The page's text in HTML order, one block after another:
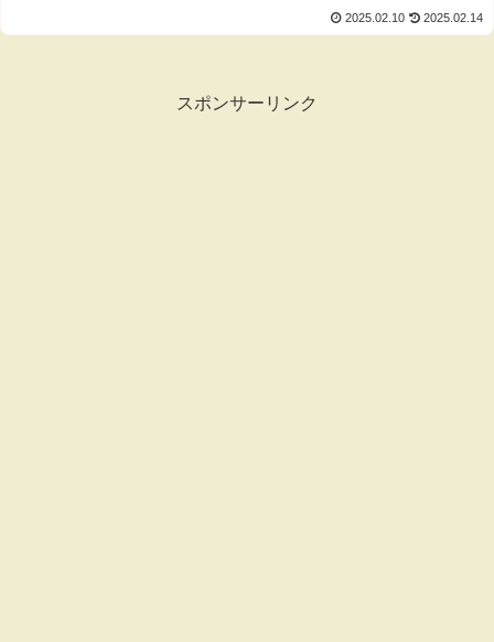
2025.02.10 2025.02.14
スポンサーリンク